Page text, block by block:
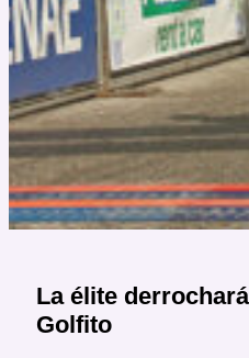
La élite
Golfito